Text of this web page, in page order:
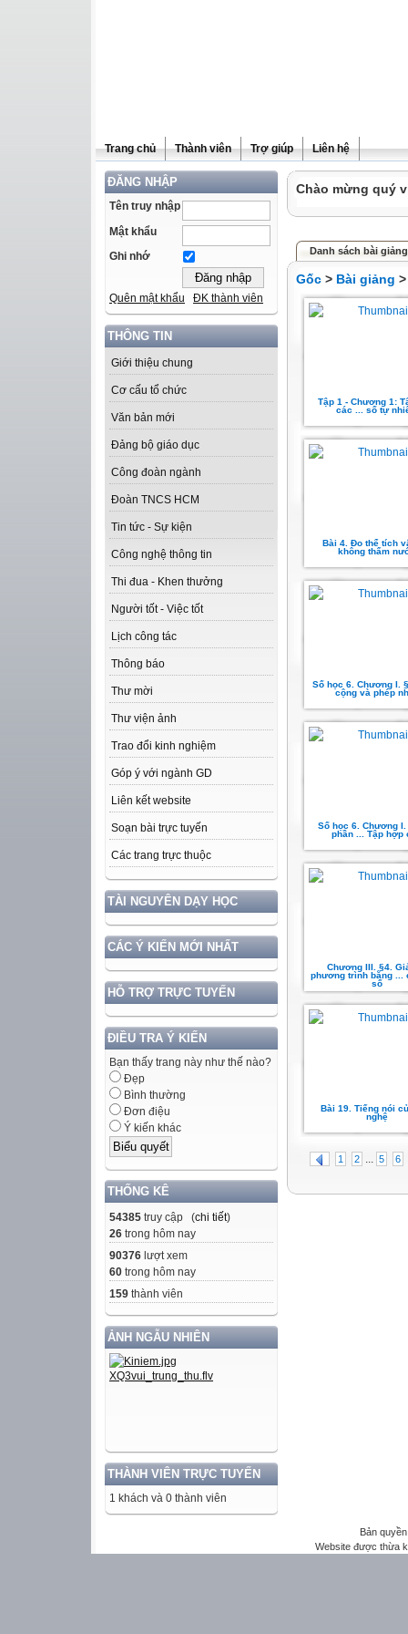
Trang chủ Thành viên Trợ giúp Liên hệ
ĐĂNG NHẬP
Tên truy nhập
Mật khẩu
Ghi nhớ
Quên mật khẩu ĐK thành viên
THÔNG TIN
Giới thiệu chung
Cơ cấu tổ chức
Văn bản mới
Đảng bộ giáo dục
Công đoàn ngành
Đoàn TNCS HCM
Tin tức - Sự kiện
Công nghệ thông tin
Thi đua - Khen thưởng
Người tốt - Việc tốt
Lịch công tác
Thông báo
Thư mời
Thư viện ảnh
Trao đổi kinh nghiệm
Góp ý với ngành GD
Liên kết website
Soạn bài trực tuyến
Các trang trực thuộc
TÀI NGUYÊN DẠY HỌC
CÁC Ý KIẾN MỚI NHẤT
HỖ TRỢ TRỰC TUYẾN
ĐIỀU TRA Ý KIẾN
Bạn thấy trang này như thế nào?
Đẹp
Bình thường
Đơn điệu
Ý kiến khác
THỐNG KÊ
54385 truy cập (chi tiết)
26 trong hôm nay
90376 lượt xem
60 trong hôm nay
159 thành viên
ẢNH NGẪU NHIÊN
THÀNH VIÊN TRỰC TUYẾN
1 khách và 0 thành viên
Chào mừng quý
Danh sách bài
Gốc > Bài giảng
Tập 1 - Chương 1:
các ... số tự
Bài 4. Đo thể tích
không thấm
Số học 6. Chương I.
cộng và phép
Số học 6. Chương I.
phần ... Tập hợp
Chương III. §4.
phương trình bằng ...
số
Bài 19. Tiếng nói
nghệ
1 2 ... 5 6
Bản
Website được thừa